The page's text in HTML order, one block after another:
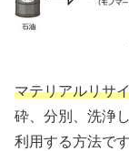
マテリアルリサ
砕、分別、洗浄
利用する方法で